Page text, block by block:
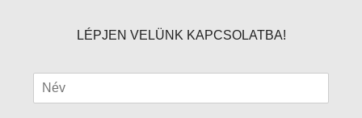
LÉPJEN VELÜNK KAPCSOLATBA!